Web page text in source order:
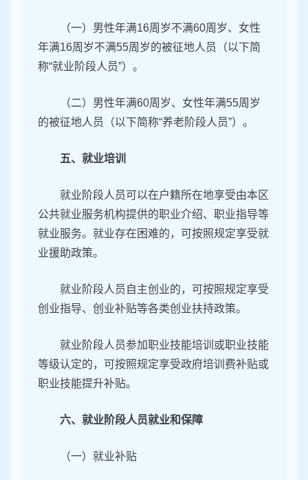
（一）男性年满16周岁不满60周岁、女性
年满16周岁不满55周岁的被征地人员（以下简
称“就业阶段人员”）。
（二）男性年满60周岁、女性年满55周岁
的被征地人员（以下简称“养老阶段人员”）。
五、就业培训
就业阶段人员可以在户籍所在地享受由本区
公共就业服务机构提供的职业介绍、职业指导等
就业服务。就业存在困难的，可按照规定享受就
业援助政策。
就业阶段人员自主创业的，可按照规定享受
创业指导、创业补贴等各类创业扶持政策。
就业阶段人员参加职业技能培训或职业技能
等级认定的，可按照规定享受政府培训费补贴或
职业技能提升补贴。
六、就业阶段人员就业和保障
（一）就业补贴